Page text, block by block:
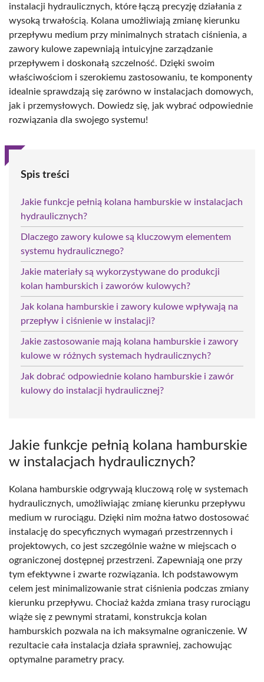
instalacji hydraulicznych, które łączą precyzję działania z
wysoką trwałością. Kolana umożliwiają zmianę kierunku
przepływu medium przy minimalnych stratach ciśnienia, a
zawory kulowe zapewniają intuicyjne zarządzanie
przepływem i doskonałą szczelność. Dzięki swoim
właściwościom i szerokiemu zastosowaniu, te komponenty
idealnie sprawdzają się zarówno w instalacjach domowych,
jak i przemysłowych. Dowiedz się, jak wybrać odpowiednie
rozwiązania dla swojego systemu!
Spis treści
Jakie funkcje pełnią kolana hamburskie w instalacjach
hydraulicznych?
Dlaczego zawory kulowe są kluczowym elementem
systemu hydraulicznego?
Jakie materiały są wykorzystywane do produkcji
kolan hamburskich i zaworów kulowych?
Jak kolana hamburskie i zawory kulowe wpływają na
przepływ i ciśnienie w instalacji?
Jakie zastosowanie mają kolana hamburskie i zawory
kulowe w różnych systemach hydraulicznych?
Jak dobrać odpowiednie kolano hamburskie i zawór
kulowy do instalacji hydraulicznej?
Jakie funkcje pełnią kolana hamburskie
w instalacjach hydraulicznych?
Kolana hamburskie odgrywają kluczową rolę w systemach
hydraulicznych, umożliwiając zmianę kierunku przepływu
medium w rurociągu. Dzięki nim można łatwo dostosować
instalację do specyficznych wymagań przestrzennych i
projektowych, co jest szczególnie ważne w miejscach o
ograniczonej dostępnej przestrzeni. Zapewniają one przy
tym efektywne i zwarte rozwiązania. Ich podstawowym
celem jest minimalizowanie strat ciśnienia podczas zmiany
kierunku przepływu. Chociaż każda zmiana trasy rurociągu
wiąże się z pewnymi stratami, konstrukcja kolan
hamburskich pozwala na ich maksymalne ograniczenie. W
rezultacie cała instalacja działa sprawniej, zachowując
optymalne parametry pracy.